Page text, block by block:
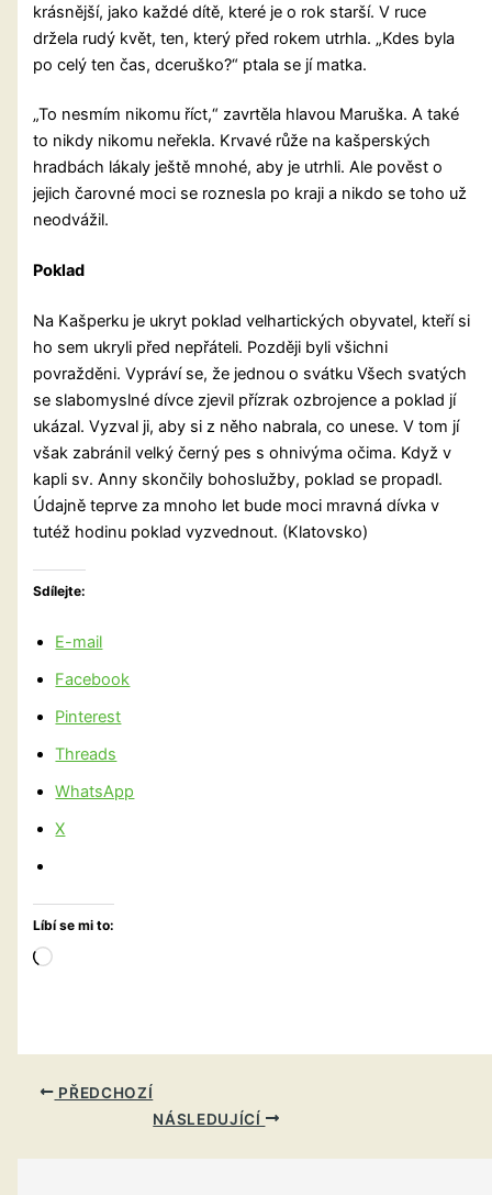
krásnější, jako každé dítě, které je o rok starší. V ruce
držela rudý květ, ten, který před rokem utrhla. „Kdes byla
po celý ten čas, dceruško?“ ptala se jí matka.
„To nesmím nikomu říct,“ zavrtěla hlavou Maruška. A také
to nikdy nikomu neřekla. Krvavé růže na kašperských
hradbách lákaly ještě mnohé, aby je utrhli. Ale pověst o
jejich čarovné moci se roznesla po kraji a nikdo se toho už
neodvážil.
Poklad
Na Kašperku je ukryt poklad velhartických obyvatel, kteří si
ho sem ukryli před nepřáteli. Později byli všichni
povražděni. Vypráví se, že jednou o svátku Všech svatých
se slabomyslné dívce zjevil přízrak ozbrojence a poklad jí
ukázal. Vyzval ji, aby si z něho nabrala, co unese. V tom jí
však zabránil velký černý pes s ohnivýma očima. Když v
kapli sv. Anny skončily bohoslužby, poklad se propadl.
Údajně teprve za mnoho let bude moci mravná dívka v
tutéž hodinu poklad vyzvednout. (Klatovsko)
Sdílejte:
E-mail
Facebook
Pinterest
Threads
WhatsApp
X
Líbí se mi to:
Načítání…
PŘEDCHOZÍ
NÁSLEDUJÍCÍ